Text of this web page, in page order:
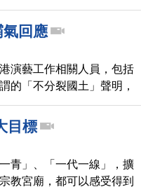
統戰手法如出一轍。
氣回應
演藝工作相關人員，包括
的「不分裂國土」聲明，
上一片罵聲，認為廣電總
正霸氣回應，要幫大家認
目標
青」、「一代一線」，擴
教宮廟，都可以感受得到